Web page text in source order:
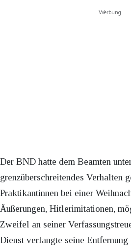
Werbung
Der BND hatte dem Beamten
grenzüberschreitendes Verhalten
Praktikantinnen bei einer
Äußerungen, Hitlerimitationen,
Zweifel an seiner
Dienst verlangte seine Entfernung